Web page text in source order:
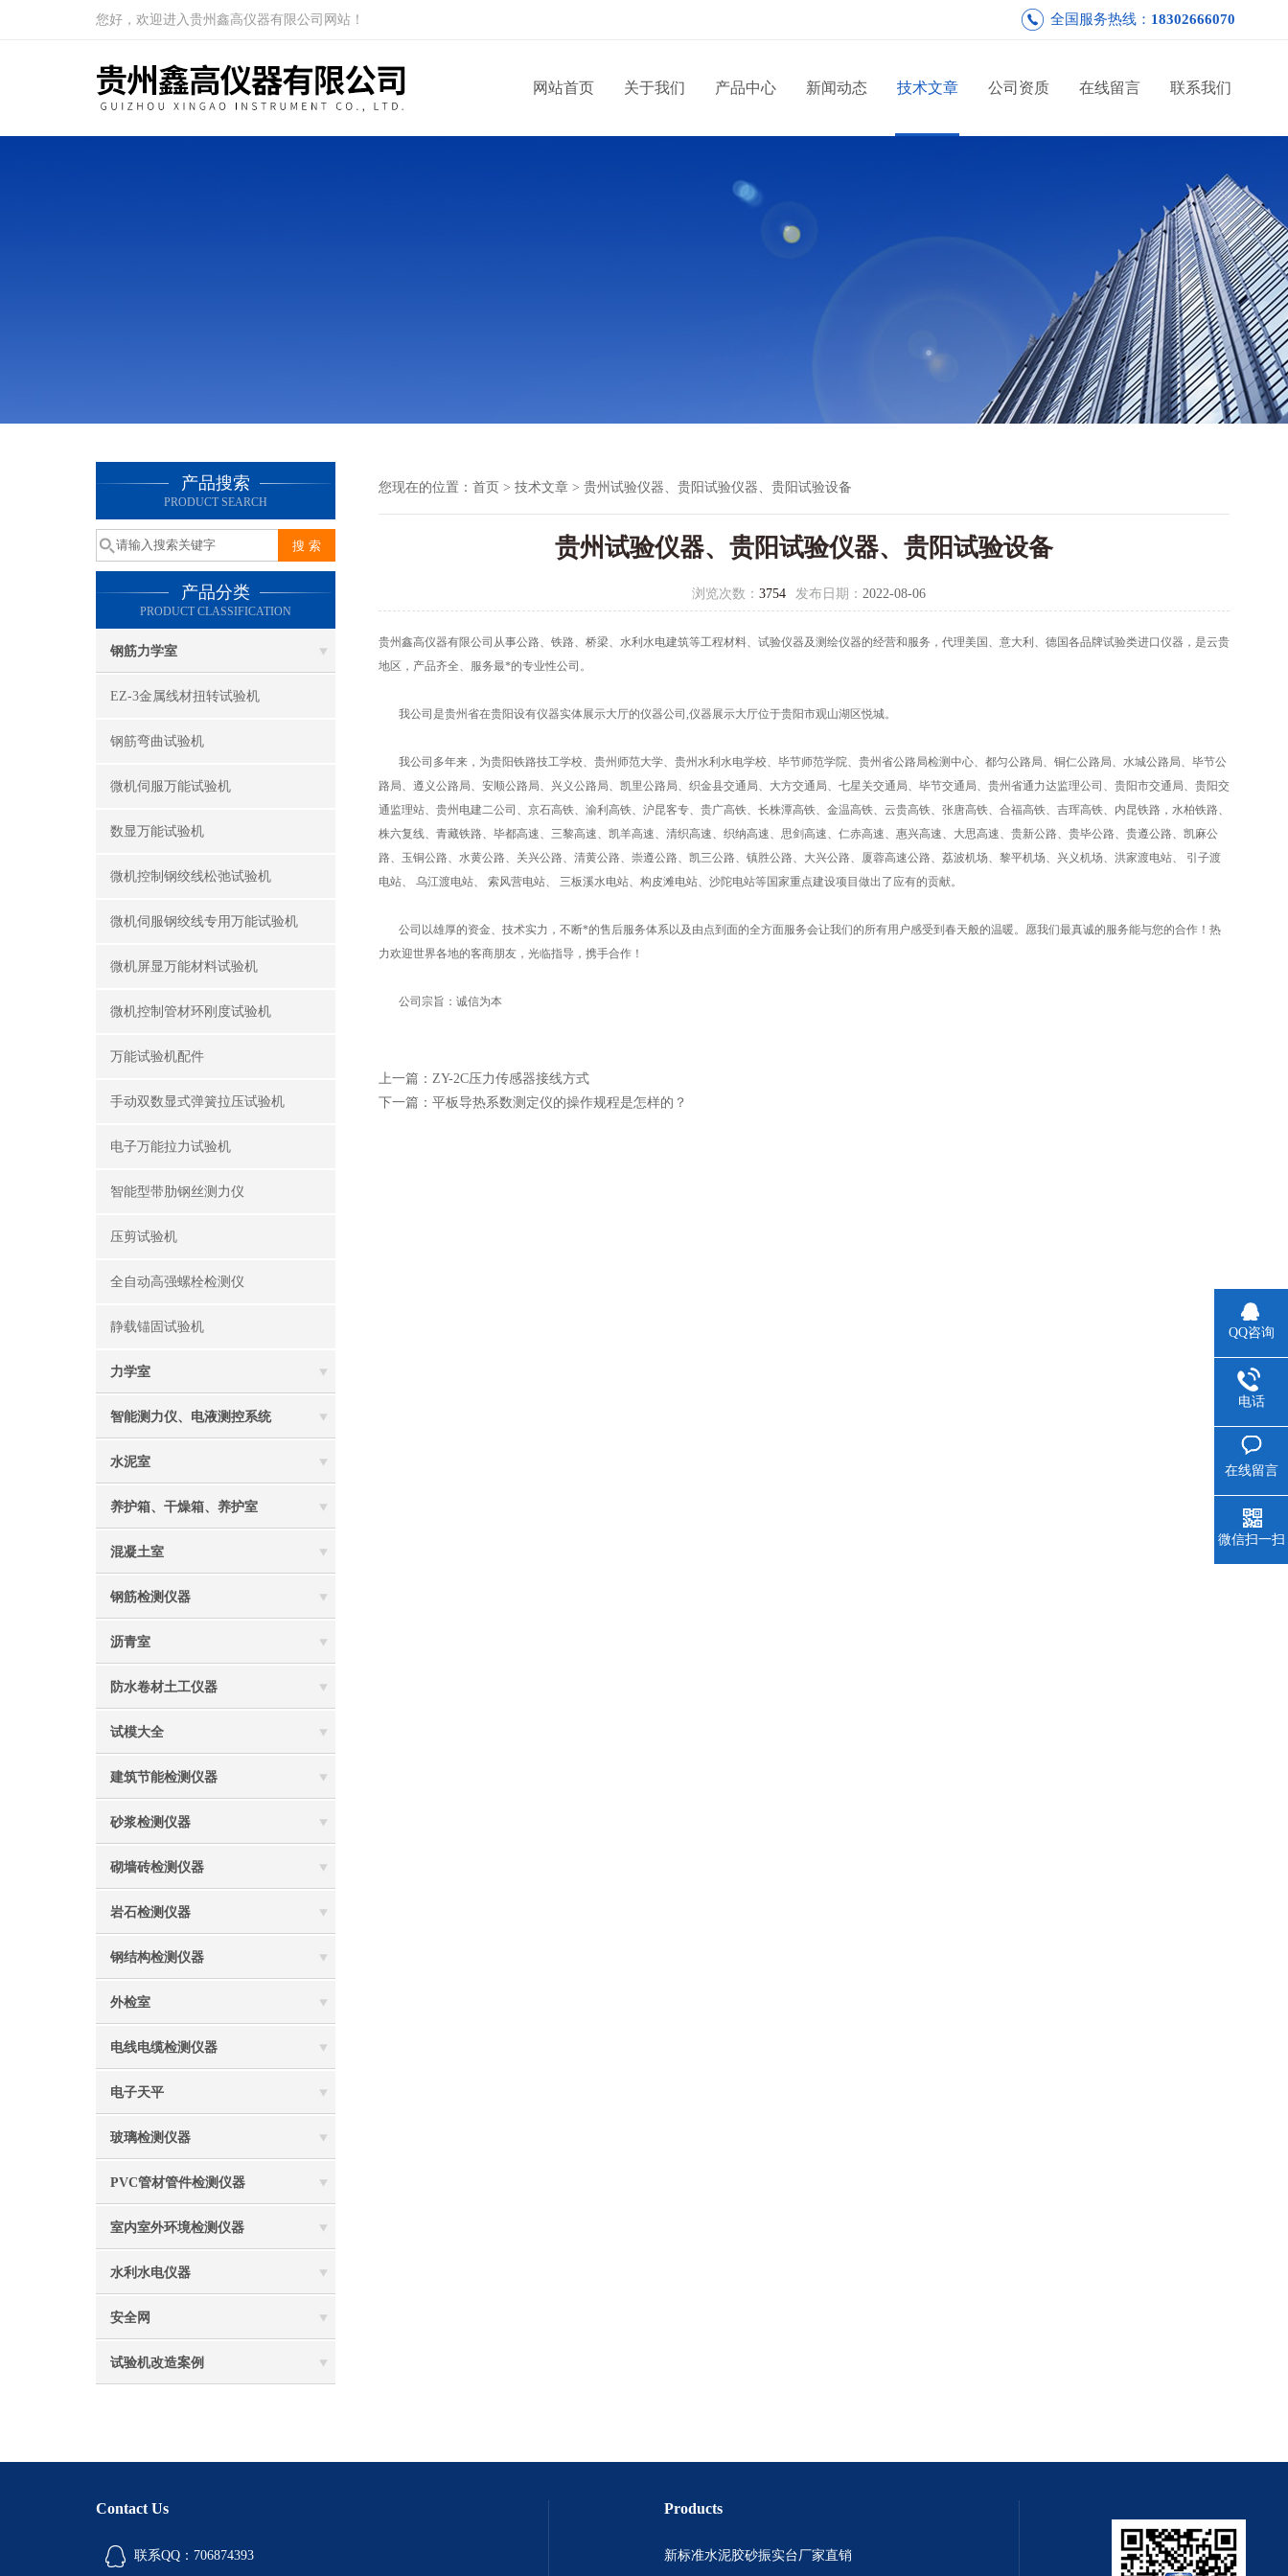
您好，欢迎进入贵州鑫高仪器有限公司网站！ 全国服务热线： 18302666070
网站首页 关于我们 产品中心 新闻动态 技术文章 公司资质 在线留言 联系我们
产品搜索
PRODUCT SEARCH
产品分类
PRODUCT CLASSIFICATION
钢筋力学室
EZ-3金属线材扭转试验机
钢筋弯曲试验机
微机伺服万能试验机
数显万能试验机
微机控制钢绞线松弛试验机
微机伺服钢绞线专用万能试验机
微机屏显万能材料试验机
微机控制管材环刚度试验机
万能试验机配件
手动双数显式弹簧拉压试验机
电子万能拉力试验机
智能型带肋钢丝测力仪
压剪试验机
全自动高强螺栓检测仪
静载锚固试验机
力学室
智能测力仪、电液测控系统
水泥室
养护箱、干燥箱、养护室
混凝土室
钢筋检测仪器
沥青室
防水卷材土工仪器
试模大全
建筑节能检测仪器
砂浆检测仪器
砌墙砖检测仪器
岩石检测仪器
钢结构检测仪器
外检室
电线电缆检测仪器
电子天平
玻璃检测仪器
PVC管材管件检测仪器
室内室外环境检测仪器
水利水电仪器
安全网
试验机改造案例
您现在的位置： 首页 > 技术文章 > 贵州试验仪器、贵阳试验仪器、贵阳试验设备
贵州试验仪器、贵阳试验仪器、贵阳试验设备
浏览次数： 3754 发布日期： 2022-08-06
贵州鑫高仪器有限公司从事公路、铁路、桥梁、水利水电建筑等工程材料、试验仪器及测绘仪器的经营和服务，代理美国、意大利、德国各品牌试验类进口仪器，是云贵
地区，产品齐全、服务最*的专业性公司。
我公司是贵州省在贵阳设有仪器实体展示大厅的仪器公司,仪器展示大厅位于贵阳市观山湖区悦城。
我公司多年来，为贵阳铁路技工学校、贵州师范大学、贵州水利水电学校、毕节师范学院、贵州省公路局检测中心、都匀公路局、铜仁公路局、水城公路局、毕节公
路局、遵义公路局、安顺公路局、兴义公路局、凯里公路局、织金县交通局、大方交通局、七星关交通局、毕节交通局、贵州省通力达监理公司、贵阳市交通局、贵阳交
通监理站、贵州电建二公司、京石高铁、渝利高铁、沪昆客专、贵广高铁、长株潭高铁、金温高铁、云贵高铁、张唐高铁、合福高铁、吉珲高铁、内昆铁路，水柏铁路、
株六复线、青藏铁路、毕都高速、三黎高速、凯羊高速、清织高速、织纳高速、思剑高速、仁赤高速、惠兴高速、大思高速、贵新公路、贵毕公路、贵遵公路、凯麻公
路、玉铜公路、水黄公路、关兴公路、清黄公路、崇遵公路、凯三公路、镇胜公路、大兴公路、厦蓉高速公路、荔波机场、黎平机场、兴义机场、洪家渡电站、 引子渡
电站、 乌江渡电站、 索风营电站、 三板溪水电站、构皮滩电站、沙陀电站等国家重点建设项目做出了应有的贡献。
公司以雄厚的资金、技术实力，不断*的售后服务体系以及由点到面的全方面服务会让我们的所有用户感受到春天般的温暖。愿我们最真诚的服务能与您的合作！热
力欢迎世界各地的客商朋友，光临指导，携手合作！
公司宗旨：诚信为本
上一篇： ZY-2C压力传感器接线方式
下一篇： 平板导热系数测定仪的操作规程是怎样的？
Contact Us
联系QQ：706874393
Products
新标准水泥胶砂振实台厂家直销
QQ咨询
电话
在线留言
微信扫一扫